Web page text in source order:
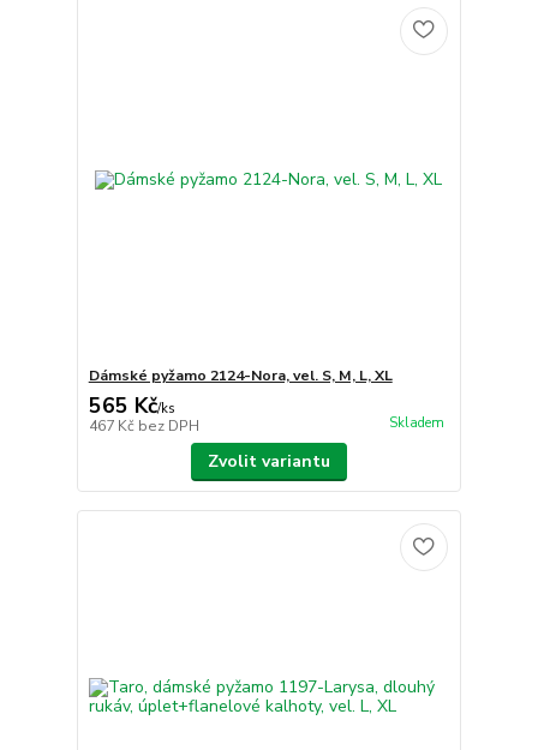
Dámské pyžamo 2124-Nora, vel. S, M, L, XL
565 Kč/ks
467 Kč bez DPH Skladem
Zvolit variantu